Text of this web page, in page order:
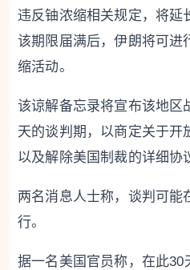
违反铀浓缩相关规定，将延
该期限届满后，伊朗将可进
缩活动。
该谅解备忘录将宣布该地区
天的谈判期，以商定关于开
以及解除美国制裁的详细协
两名消息人士称，谈判可能
行。
据一名美国官员称，在此